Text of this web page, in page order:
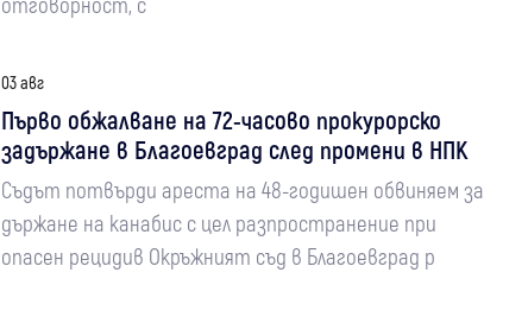
03 авг
Първо обжалване на 72-часово прокурорско
задържане в Благоевград след промени в НПК
Съдът потвърди ареста на 48-годишен обвиняем за
държане на канабис с цел разпространение при
опасен рецидив Окръжният съд в Благоевград р